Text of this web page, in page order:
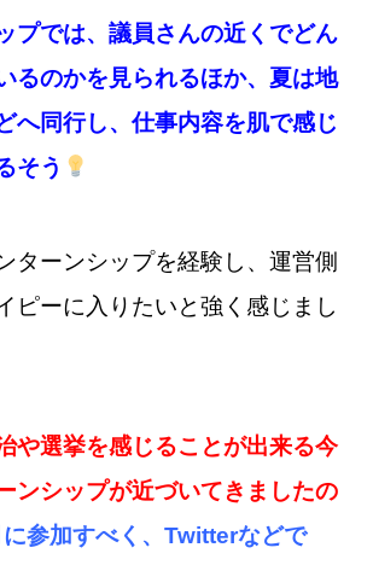
プでは、議員さんの近くでどん
るのかを見られるほか、 夏は地
へ同行し、仕事内容を肌で感じ
そう
ターンシップを経験し、運営側
ピーに入りたいと強く 感じまし
や選挙を感じることが出来る今
ンシップが近づいてきましたの
参加すべく、Twitterなどで